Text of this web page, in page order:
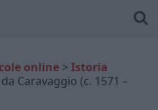
online > Istoria
Caravaggio (c. 1571 –